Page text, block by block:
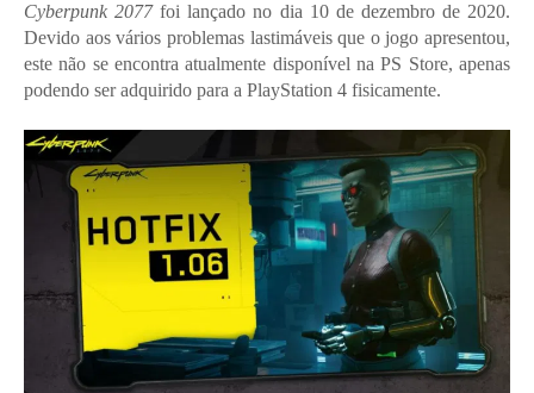
Cyberpunk 2077foi lançado no dia 10 de dezembro de 2020.
Devido aos vários problemas lastimáveis que o jogo apresentou,
este não se encontra atualmente disponível na PS Store, apenas
podendo ser adquirido para a PlayStation 4 fisicamente.